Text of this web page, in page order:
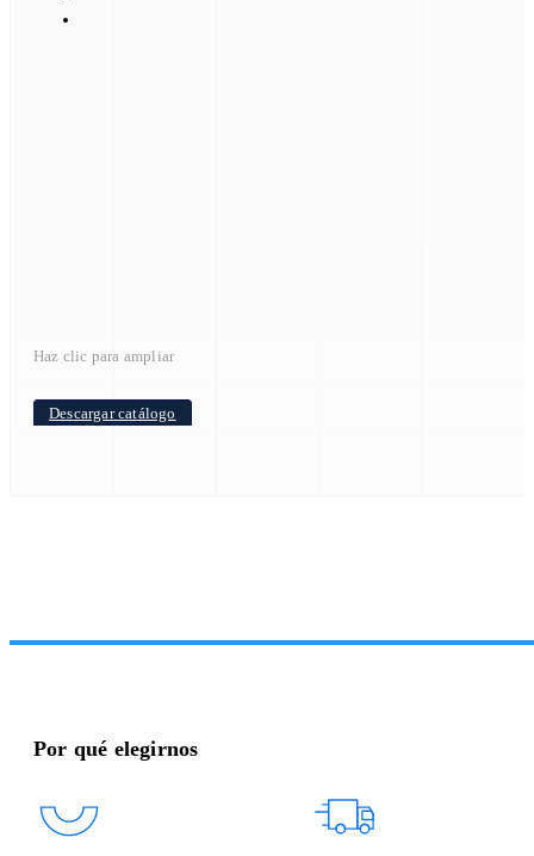
Haz clic para ampliar
Descargar catálogo
Por qué elegirnos